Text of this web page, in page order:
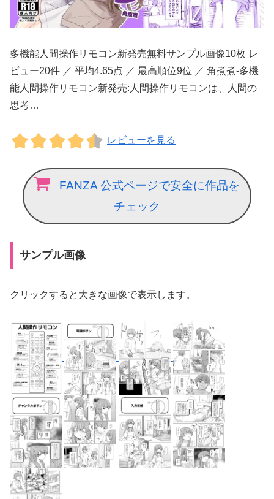
多機能人間操作リモコン新発売無料サンプル画像10枚 レ
ビュー20件 ／ 平均4.65点 ／ 最高順位9位 ／ 角煮煮-多機
能人間操作リモコン新発売:人間操作リモコンは、人間の
思考…
レビューを見る
FANZA 公式ページで安全に作品を
チェック
サンプル画像
クリックすると大きな画像で表示します。